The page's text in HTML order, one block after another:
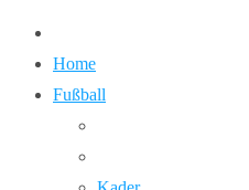
Home
Fußball